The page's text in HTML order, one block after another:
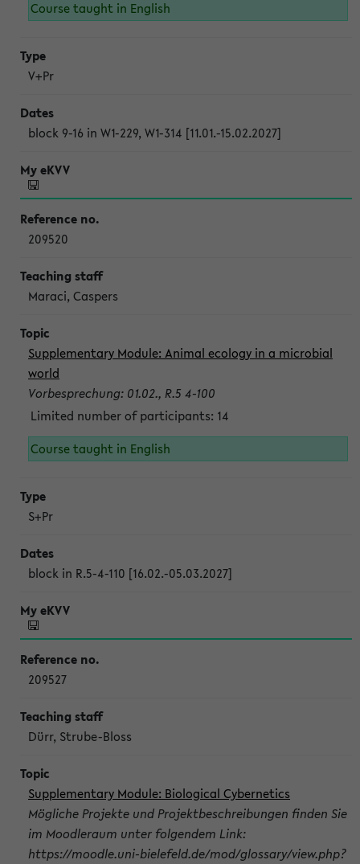
Course taught in English
V+Pr
block 9-16 in W1-229, W1-314 [11.01.-15.02.2027]
209520
Maraci, Caspers
Supplementary Module: Animal ecology in a microbial
world
Vorbesprechung: 01.02., R.5 4-100
Limited number of participants: 14
Course taught in English
S+Pr
block in R.5-4-110 [16.02.-05.03.2027]
209527
Dürr, Strube-Bloss
Supplementary Module: Biological Cybernetics
Mögliche Projekte und Projektbeschreibungen finden Sie
im Moodleraum unter folgendem Link:
https://moodle.uni-bielefeld.de/mod/glossary/view.php?